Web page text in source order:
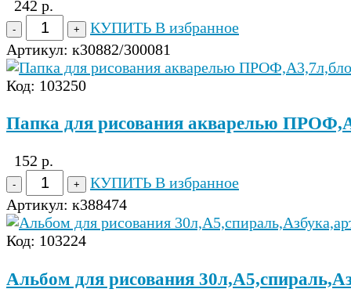
242 р.
КУПИТЬ В избранное
Артикул: к30882/300081
Код: 103250
Папка для рисования акварелью
152 р.
КУПИТЬ В избранное
Артикул: к388474
Код: 103224
Альбом для рисования